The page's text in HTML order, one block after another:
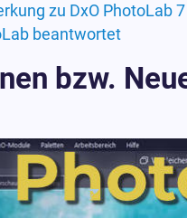
zu DxO PhotoLab 7
beantwortet
bzw.